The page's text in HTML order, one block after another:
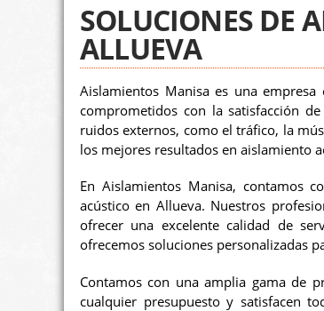
SOLUCIONES DE
ALLUEVA
Aislamientos Manisa es una
comprometidos con la satisfacción
ruidos externos, como el tráfico, la
los mejores resultados en aislamiento
En Aislamientos Manisa, contamos
acústico en Allueva. Nuestros
ofrecer una excelente calidad de
ofrecemos soluciones personalizadas
Contamos con una amplia gama de
cualquier presupuesto y satisfacen